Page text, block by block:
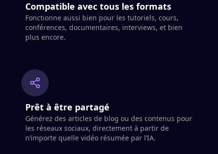
Compatible avec tous les formats
Fonctionne aussi bien pour les tutoriels, cours,
conférences, documentaires, interviews, et bien
plus encore.
Prêt à être partagé
Générez des articles de blog ou des contenus pour
les réseaux sociaux, directement à partir de
n’importe quelle vidéo résumée par l’IA.